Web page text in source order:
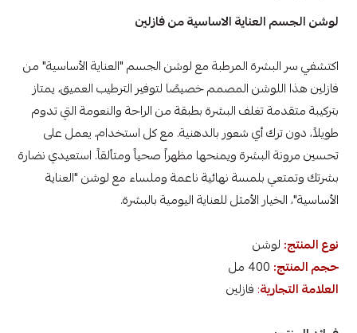
لوشن الجسم العناية الاساسية من فازلين
اكتشفي سر البشرة المرطبة مع لوشن الجسم "العناية الأساسية" من
فازلين هذا اللوشن المصمم خصيصًا لتوفير الترطيب العميق، يمتاز
بتركيبة متقدمة تغلف البشرة بطبقة من الراحة والنعومة التي تدوم
طويلاً، دون ترك أي شعور بالدهنية. مع كل استخدام، يعمل على
تحسين مرونة البشرة ويمنحها مظهراً صحياً ومتألقاً. استعيدي نضارة
بشرتك وتمتعي بلمسة نهائية ناعمة وملساء مع لوشن "العناية
الأساسية"، الخيار الأمثل للعناية اليومية بالبشرة.
نوع المنتج: لوشن
حجم المنتج:
العلامة التجارية: فازلين